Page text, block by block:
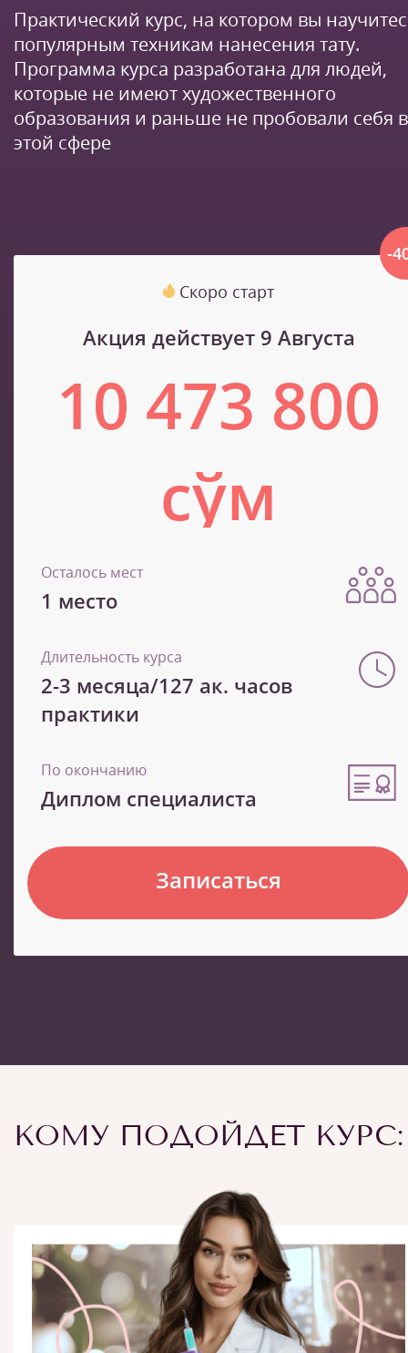
Практический курс, на котором вы
популярным техникам нанесения тату.
Программа курса разработана для людей,
которые не имеют художественного
образования и раньше не пробовали себя в
этой сфере
-
Скоро старт
Акция действует 9 Августа
10 473 800
сўм
Осталось мест
1 место
Длительность курса
2-3 месяца/127 ак. часов
практики
По окончанию
Диплом специалиста
Записаться
КОМУ ПОДОЙДЕТ КУРС: